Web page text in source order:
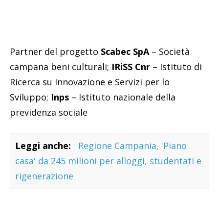
Partner del progetto Scabec SpA – Società
campana beni culturali; IRiSS Cnr – Istituto di
Ricerca su Innovazione e Servizi per lo
Sviluppo; Inps – Istituto nazionale della
previdenza sociale
Leggi anche:
Regione Campania, 'Piano
casa' da 245 milioni per alloggi, studentati e
rigenerazione